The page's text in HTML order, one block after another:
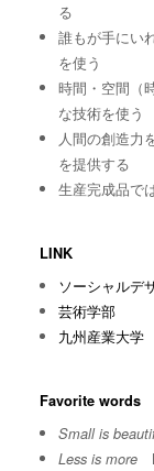
る
誰もが手にい
を使う
時間・空間（
な技術を使う
人間の創造力
を提供する
生産完成品で
LINK
ソーシャルデ
芸術学部
九州産業大学
Favorite words
Small is
Less is more